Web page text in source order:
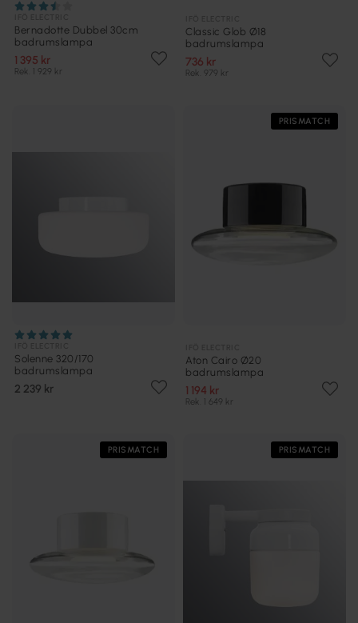
Bernadotte Dubbel 30cm
badrumslampa
1 395 kr
Rek. 1 929 kr
Classic Glob Ø18
badrumslampa
736 kr
Rek. 979 kr
Solenne 320/170
badrumslampa
2 239 kr
PRISMATCH
Aton Cairo Ø20
badrumslampa
1 194 kr
Rek. 1 649 kr
PRISMATCH PRISMATCH